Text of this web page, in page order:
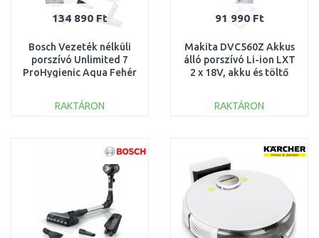
134 890 Ft
Bosch Vezeték nélküli
porszívó Unlimited 7
ProHygienic Aqua Fehér
RAKTÁRON
Összehasonlítás
91 990 Ft
Makita DVC560Z Akkus
álló porszívó Li-ion LXT
2 x 18V, akku és töltő
RAKTÁRON
Összehasonlítás